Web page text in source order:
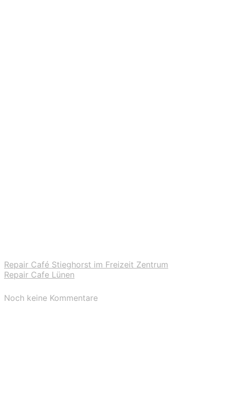
Repair Café Stieghorst im Freizeit Zentrum
Repair Cafe Lünen
Noch keine Kommentare